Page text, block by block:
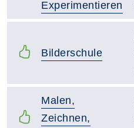
Experimentieren
Bilderschule
Malen,
Zeichnen,